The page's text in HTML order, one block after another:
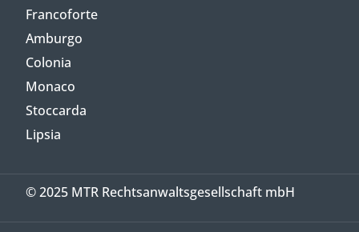
Francoforte
Amburgo
Colonia
Monaco
Stoccarda
Lipsia
© 2025 MTR Rechtsanwaltsgesellschaft mbH